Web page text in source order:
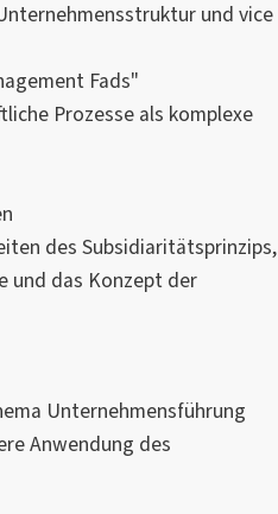
und vice
Fads"
Prozesse als komplexe
des Subsidiaritätsprinzips,
und das Konzept der
Unternehmensführung
Anwendung des